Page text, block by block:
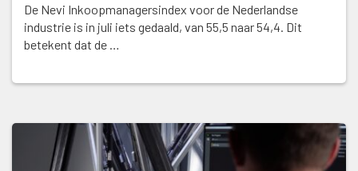
De Nevi Inkoopmanagersindex voor de Nederlandse
industrie is in juli iets gedaald, van 55,5 naar 54,4. Dit
betekent dat de …